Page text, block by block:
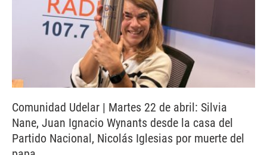
Comunidad Udelar | Martes 22 de abril: Silvia
Nane, Juan Ignacio Wynants desde la casa del
Partido Nacional, Nicolás Iglesias por muerte del